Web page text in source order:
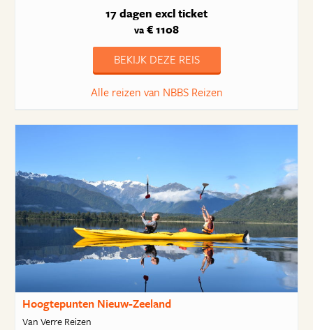
17 dagen excl ticket
va € 1108
BEKIJK DEZE REIS
Alle reizen van NBBS Reizen
Hoogtepunten Nieuw-Zeeland
Van Verre Reizen